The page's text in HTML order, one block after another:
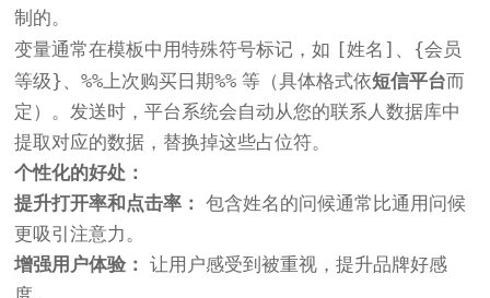
制的。
变量通常在模板中用特殊符号标记，如 [姓名] 、 {会员
等级}、%%上次购买日期%% 等（具体格式依短信平台而
定）。发送时，平台系统会自动从您的联系人数据库中
提取对应的数据，替换掉这些占位符。
个性化的好处：
提升打开率和点击率：
包含姓名的问候通常比通用问候
更吸引注意力。
增强用户体验：
让用户感受到被重视，提升品牌好感